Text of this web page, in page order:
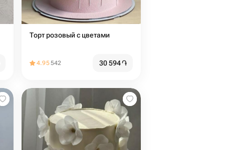
Торт розовый с цветами
4.95542 30 594֏